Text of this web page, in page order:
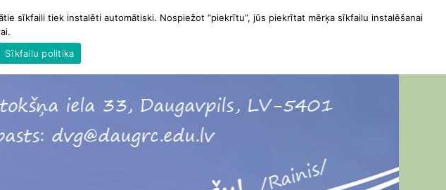
sīkfaili tiek instalēti automātiski. Nospiežot “piekrītu”, jūs piekrītat mērķa sīkfailu instalēšanai
Sīkfailu politika